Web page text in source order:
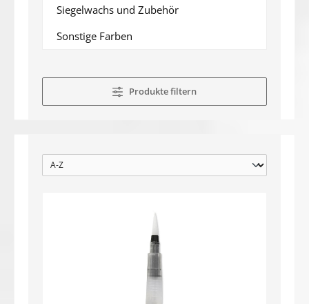
Siegelwachs und Zubehör
Sonstige Farben
Produkte filtern